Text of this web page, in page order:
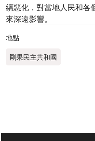
續惡化，對當地人民和各
來深遠影響。
地點
剛果民主共和國